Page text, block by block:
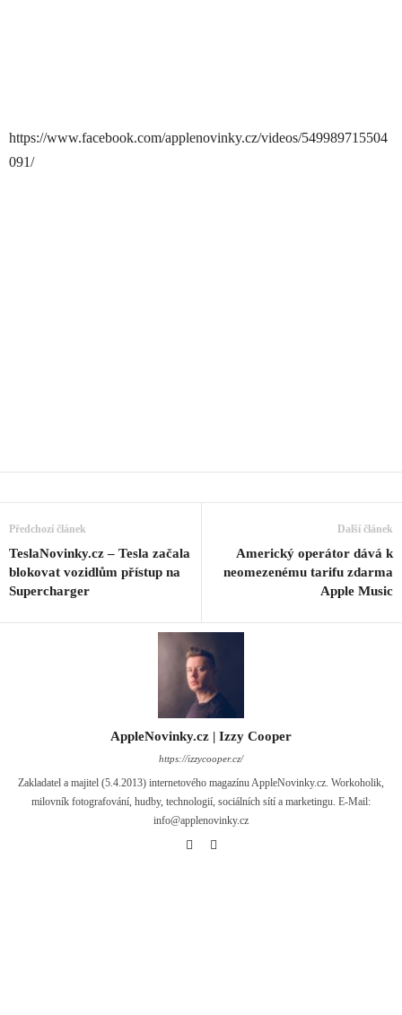
https://www.facebook.com/applenovinky.cz/videos/549989715504
091/
Předchozí článek
TeslaNovinky.cz – Tesla začala
blokovat vozidlům přístup na
Supercharger
Další článek
Americký operátor dává k
neomezenému tarifu zdarma
Apple Music
AppleNovinky.cz | Izzy Cooper
https://izzycooper.cz/
Zakladatel a majitel (5.4.2013) internetového magazínu AppleNovinky.cz. Workoholik,
milovník fotografování, hudby, technologií, sociálních sítí a marketingu. E-Mail:
info@applenovinky.cz